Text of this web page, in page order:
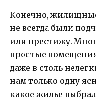
Конечно,
не всегда были
или престижу.
простые
даже в столь
нам только одну
какое жилье